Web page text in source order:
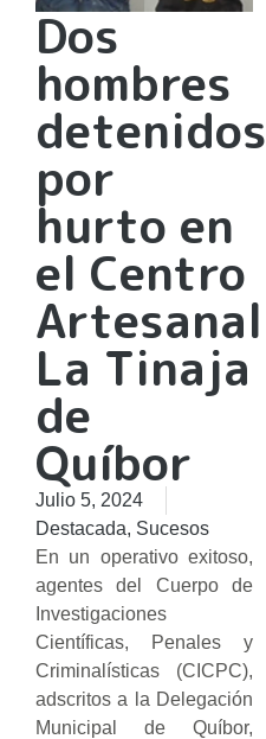
Dos
hombres
detenidos
por
hurto en
el Centro
Artesanal
La Tinaja
de
Quíbor
Julio 5, 2024
Destacada, Sucesos
En un operativo exitoso,
agentes del Cuerpo de
Investigaciones
Científicas, Penales y
Criminalísticas (CICPC),
adscritos a la Delegación
Municipal de Quíbor,